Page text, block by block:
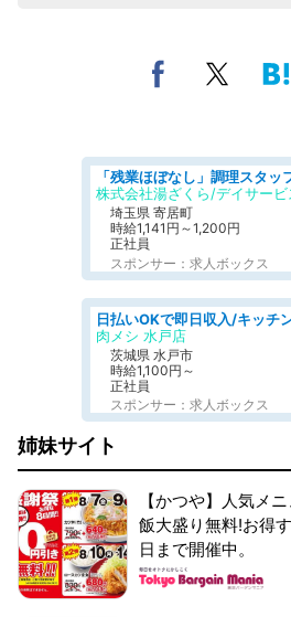
埼玉県 寄居町
時給1,141円～1,200円
正社員
スポンサー：求人ボックス
肉メシ 水戸店
茨城県 水戸市
時給1,100円～
正社員
スポンサー：求人ボックス
姉妹サイト
【かつや】人気メ
飯大盛り無料!お得
日まで開催中。